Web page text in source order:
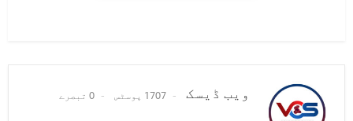
مذاکرات کے لیے تیار ہیں۔
ویب ڈیسک 1707 پوسٹس 0 تبصرے